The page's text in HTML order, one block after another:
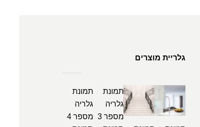
גלריית מוצרים